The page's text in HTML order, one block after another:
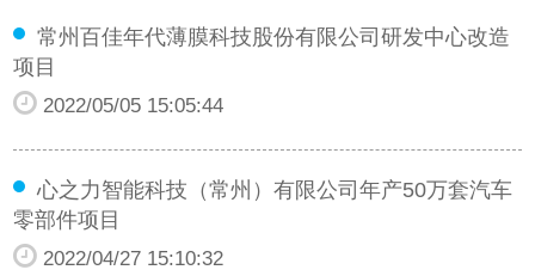
常州百佳年代薄膜科技股份有限公司研发中心改造
项目
2022/05/05 15:05:44
心之力智能科技（常州）有限公司年产50万套汽车
零部件项目
2022/04/27 15:10:32